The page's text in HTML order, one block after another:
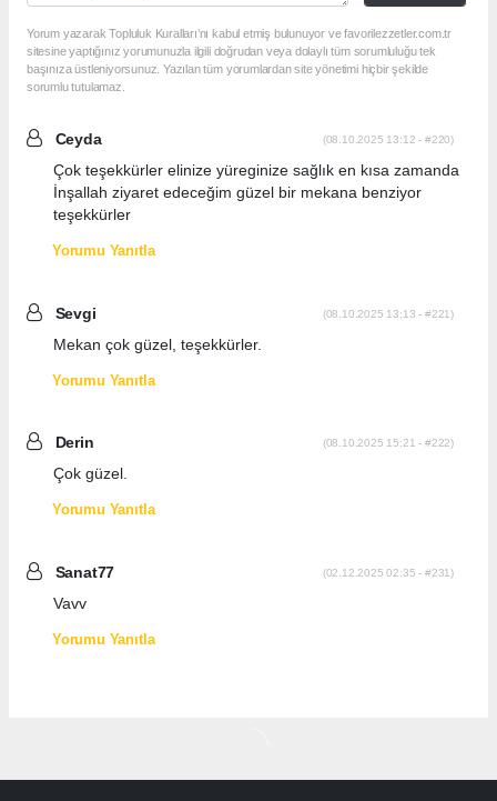
Yorum yazarak Topluluk Kuralları’nı kabul etmiş bulunuyor ve favorilezzetler.com.tr
sitesine yaptığınız yorumunuzla ilgili doğrudan veya dolaylı tüm sorumluluğu tek
başınıza üstleniyorsunuz. Yazılan tüm yorumlardan site yönetimi hiçbir şekilde
sorumlu tutulamaz.
Ceyda (08.10.2025 13:12 - #220)
Çok teşekkürler elinize yüreginize sağlık en kısa zamanda
İnşallah ziyaret edeceğim güzel bir mekana benziyor
teşekkürler
Yorumu Yanıtla
Sevgi (08.10.2025 13:13 - #221)
Mekan çok güzel, teşekkürler.
Yorumu Yanıtla
Derin (08.10.2025 15:21 - #222)
Çok güzel.
Yorumu Yanıtla
Sanat77 (02.12.2025 02:35 - #231)
Vavv
Yorumu Yanıtla